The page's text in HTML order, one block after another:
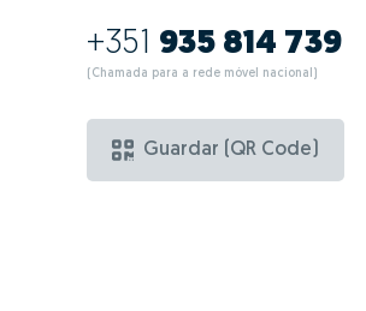
+351 935 814 739
(Chamada para a rede móvel nacional)
Guardar (QR Code)